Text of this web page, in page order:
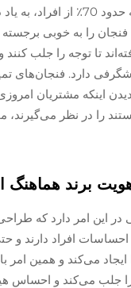
مهمی ایفا می‌کند. مطالعات
را به خوبی
تا توجه را جلب کنند
دارد. فنجان‌های
اینکه مشتریان
را در نظر می‌گیرند،
هویت برند
امر دارد که طراحی
افراد دارند و
می‌کند و همین
را جلب می‌کند و احساس